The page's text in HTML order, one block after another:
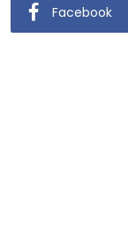
Facebook